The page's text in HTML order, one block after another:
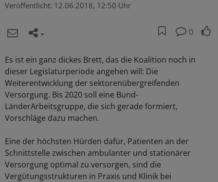
Veröffentlicht: 12.06.2018, 12:50 Uhr
0
Es ist ein ganz dickes Brett, das die Koalition noch in
dieser Legislaturperiode angehen will: Die
Weiterentwicklung der sektorenübergreifenden
Versorgung. Bis 2020 soll eine Bund-
LänderArbeitsgruppe, die sich gerade formiert,
Vorschläge dazu machen.
Eine der höchsten Hürden dafür, Patienten an der
Schnittstelle zwischen ambulanter und stationärer
Versorgung optimal zu versorgen, sind die
Vergütungsstrukturen in Praxis und Klinik bei